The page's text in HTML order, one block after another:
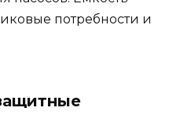
потребности и